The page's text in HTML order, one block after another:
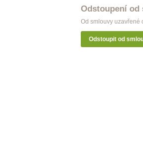
Odstoupení od
Od smlouvy uzavřené
Odstoupit od